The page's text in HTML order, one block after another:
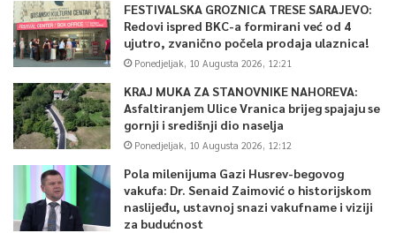
FESTIVALSKA GROZNICA TRESE SARAJEVO:
Redovi ispred BKC-a formirani već od 4
ujutro, zvanično počela prodaja ulaznica!
Ponedjeljak, 10 Augusta 2026, 12:21
KRAJ MUKA ZA STANOVNIKE NAHOREVA:
Asfaltiranjem Ulice Vranica brijeg spajaju se
gornji i središnji dio naselja
Ponedjeljak, 10 Augusta 2026, 12:12
Pola milenijuma Gazi Husrev-begovog
vakufa: Dr. Senaid Zaimović o historijskom
naslijeđu, ustavnoj snazi vakufname i viziji
za budućnost